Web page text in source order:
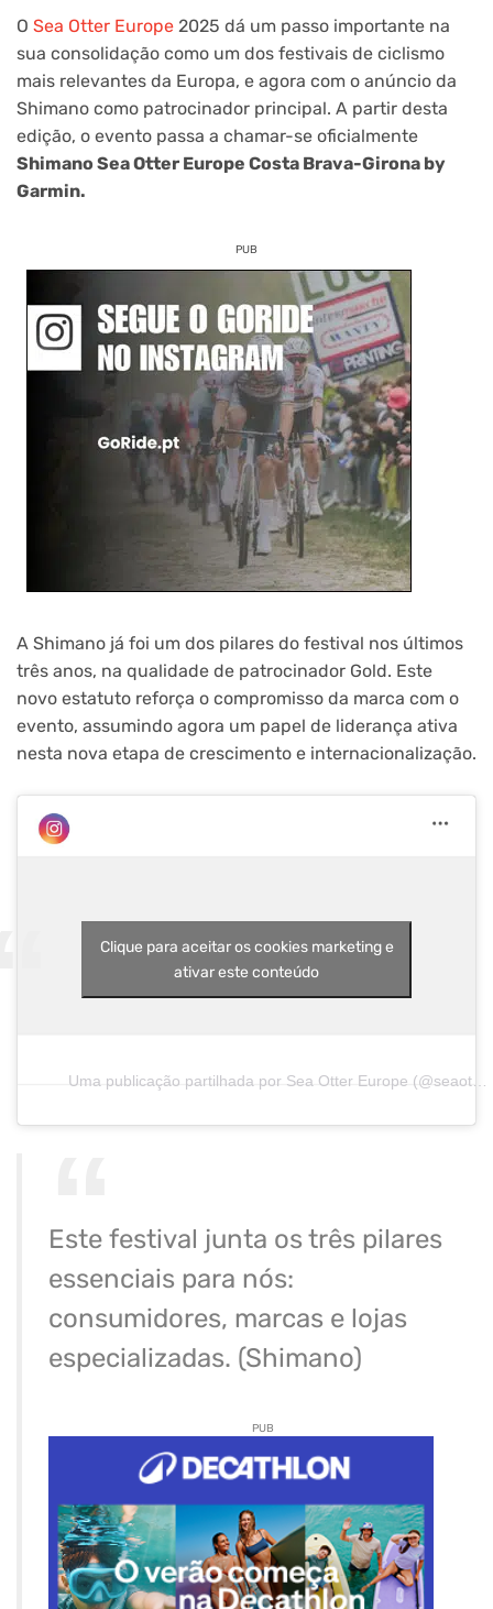
O Sea Otter Europe 2025 dá um passo importante na
sua consolidação como um dos festivais de ciclismo
mais relevantes da Europa, e agora com o anúncio da
Shimano como patrocinador principal. A partir desta
edição, o evento passa a chamar-se oficialmente
Shimano Sea Otter Europe Costa Brava-Girona by
Garmin.
PUB
A Shimano já foi um dos pilares do festival nos últimos
três anos, na qualidade de patrocinador Gold. Este
novo estatuto reforça o compromisso da marca com o
evento, assumindo agora um papel de liderança ativa
nesta nova etapa de crescimento e internacionalização.
Uma publicação partilhada por Sea Otter Europe (@seaottereurope)
Clique para aceitar os cookies marketing e
ativar este conteúdo
Este festival junta os três pilares
essenciais para nós:
consumidores, marcas e lojas
especializadas. (Shimano)
PUB